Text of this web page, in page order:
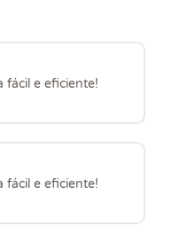
fácil e eficiente!
fácil e eficiente!